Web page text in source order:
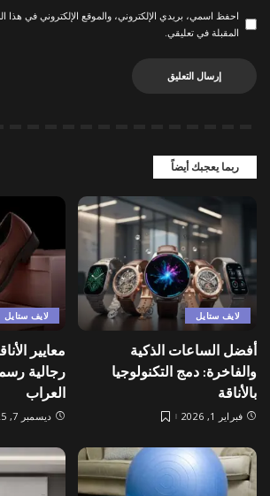
احفظ اسمي، بريدي الإلكتروني، والموقع الإلكتروني في هذا
المقبلة في تعليقي.
ربما يعجبك أيضاً
لايف ستايل
أفضل الساعات الذكية
والفاخرة: دمج التكنولوجيا
بالأناقة
فبراير 1, 2026
لايف ستايل
معايير
رجالية
العراب
ديسمبر 7, 2025